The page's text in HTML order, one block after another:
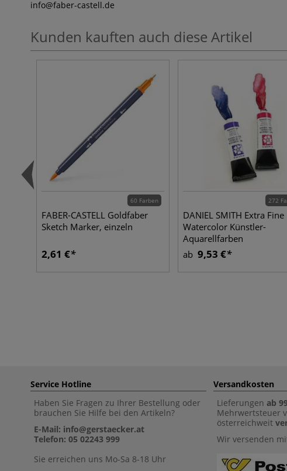
info@faber-castell.de
Kunden kauften auch diese Artikel
60 Farben
FABER-CASTELL Goldfaber
Sketch Marker, einzeln
2,61 €
272
DANIEL SMITH Extra Fine
Watercolor Künstler-
Aquarellfarben
ab 9,53 €
Service Hotline
Haben Sie Fragen zu Ihrer Bestellung oder
brauchen Sie Hilfe bei den Artikeln?
E-Mail: info@gerstaecker.at
Telefon: 05 02243 999
Sie erreichen uns Mo-Sa 8-18 Uhr
Versandkosten
Lieferungen ab
Mehrwertsteuer
österreichweit
Wir versenden